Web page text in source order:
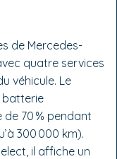
de Mercedes-
quatre services
véhicule. Le
batterie
70 % pendant
300 000 km).
il affiche un